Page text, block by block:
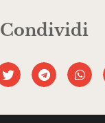
Condividi